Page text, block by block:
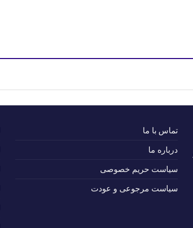
تماس با ما
درباره ما
سیاست حریم خصوصی
سیاست مرجوعی و عودت